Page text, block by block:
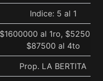
Indice: 5 al 1
al 1ro,
$87500 al 4to
Prop. LA BERTITA